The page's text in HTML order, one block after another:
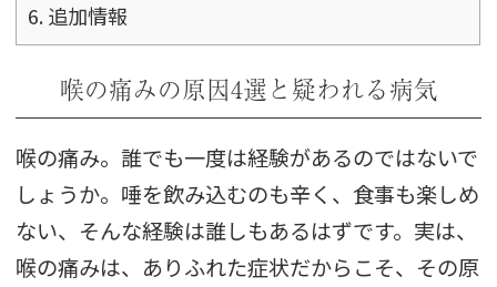
6.追加情報
喉の痛みの原因4選と疑われる病気
喉の痛み。誰でも一度は経験があるのではないで
しょうか。唾を飲み込むのも辛く、食事も楽しめ
ない、そんな経験は誰しもあるはずです。実は、
喉の痛みは、ありふれた症状だからこそ、その原